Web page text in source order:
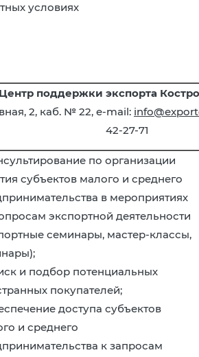
условиях
поддержки экспорта
2, каб. № 22, e-mail:
42-27-71
по организации
субъектов малого и среднего
в мероприятиях
экспортной деятельности
семинары, мастер-классы,
и подбор потенциальных
покупателей;
доступа субъектов
и среднего
к запросам